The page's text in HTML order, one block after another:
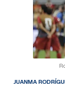
JUANMA